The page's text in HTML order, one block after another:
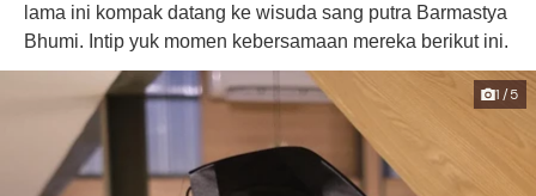
lama ini kompak datang ke wisuda sang putra Barmastya
Bhumi. Intip yuk momen kebersamaan mereka berikut ini.
1/5